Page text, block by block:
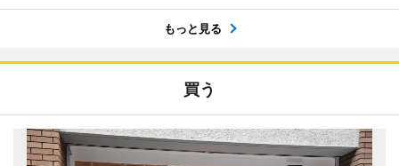
もっと見る
買う